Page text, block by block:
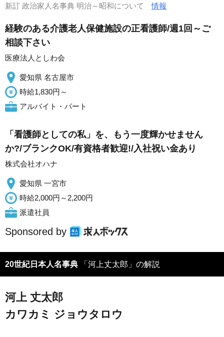
新訂 政治家人名事典 明治～昭和について情報
経験のある介護老人保健施設の正看護師/週1回～ご
相談下さい
医療法人としわ会
愛知県 名古屋市
時給1,830円～
アルバイト・パート
「看護師としての私」を、もう一度輝かせません
か?/ブランクOK/有資格者歓迎!/入社祝い金あり
株式会社オハナ
愛知県 一宮市
時給2,000円～2,200円
派遣社員
Sponsored by
20世紀日本人名事典 「河上丈太郎」の解説
河上 丈太郎
カワカミ ジョウタロウ